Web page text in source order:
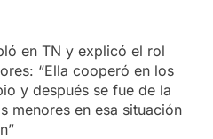
en TN y explicó el rol
“Ella cooperó en los
y después se fue de la
menores en esa situación